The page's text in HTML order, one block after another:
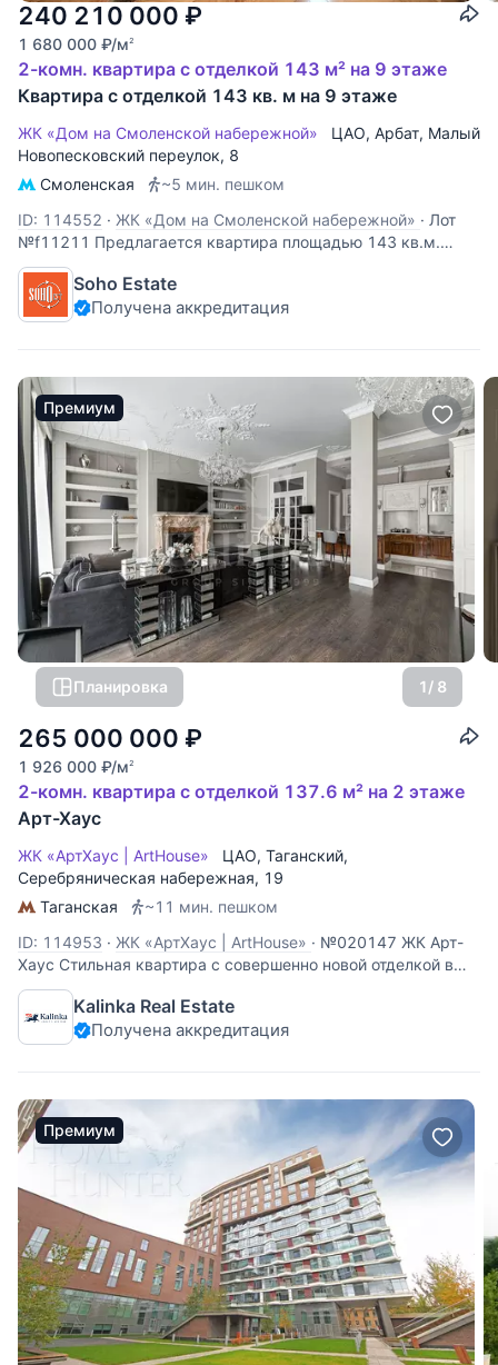
240 210 000 ₽
1 680 000 ₽/м2
2-комн. квартира с отделкой 143 м² на 9 этаже
Квартира с отделкой 143 кв. м на 9 этаже
ЖК «Дом на Смоленской набережной» ЦАО, Арбат, Малый
Новопесковский переулок, 8
Смоленская
~5 мин. пешком
ID: 114552 · ЖК «Дом на Смоленской набережной» · Лот
№f11211 Предлагается квартира площадью 143 кв.м.
Планировка: кухня-гостиная, спальня, 2 с/у, гардеробная.
В подземном паркинге 1 м/место. Дом категории De Luxe,
расположен на Смоленской набережной по соседству с
Soho Estate
Получена аккредитация
Премиум
Планировка 1/ 8
265 000 000 ₽
1 926 000 ₽/м2
2-комн. квартира с отделкой 137.6 м² на 2 этаже
Арт-Хаус
ЖК «АртХаус | ArtHouse» ЦАО, Таганский,
Серебряническая набережная, 19
Таганская
~11 мин. пешком
ID: 114953 · ЖК «АртХаус | ArtHouse» · №020147 ЖК Арт-
Хаус Стильная квартира с совершенно новой отделкой в
жилом комплексе "Арт-Хаус". Планировка: холл,
просторная гостиная с камином, столовая и кухонная
зоны, мастер-спальня с гардеробной и ванной комнатой с
Kalinka Real Estate
Получена аккредитация
Премиум